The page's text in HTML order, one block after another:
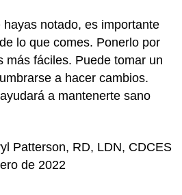
notado, es importante
lo que comes. Ponerlo por
más fáciles. Puede tomar un
a hacer cambios.
a mantenerte sano
Patterson, RD, LDN, CDCES
de 2022